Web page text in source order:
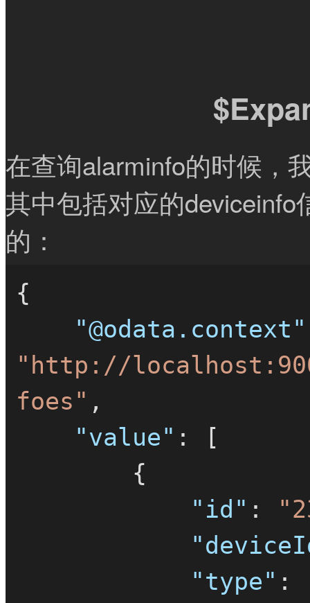
在查询alarminfo的时候，
其中包括对应的
的：
{
"@odata.context"
"http://
foes" ,
"value" :
[
{
"id" :
"type" :